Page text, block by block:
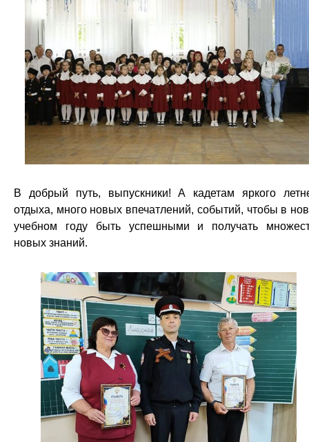
В добрый путь, выпускники! А кадетам яркого
отдыха, много новых впечатлений, событий, чтобы в
учебном году быть успешными и получать
новых знаний.